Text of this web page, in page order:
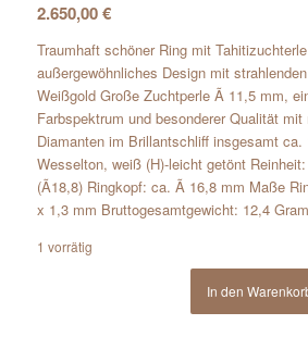
2.650,00€
Traumhaft schöner Ring mit
außergewöhnliches Design mit
Weißgold Große Zuchtperle Ã 11,5 mm,
Farbspektrum und besonderer Qualität
Diamanten im Brillantschliff insgesamt ca.
Wesselton, weiß (H)-leicht getönt
(Ã18,8) Ringkopf: ca. Ã 16,8 mm Maße
x 1,3 mm Bruttogesamtgewicht: 12,4
1 vorrätig
In den